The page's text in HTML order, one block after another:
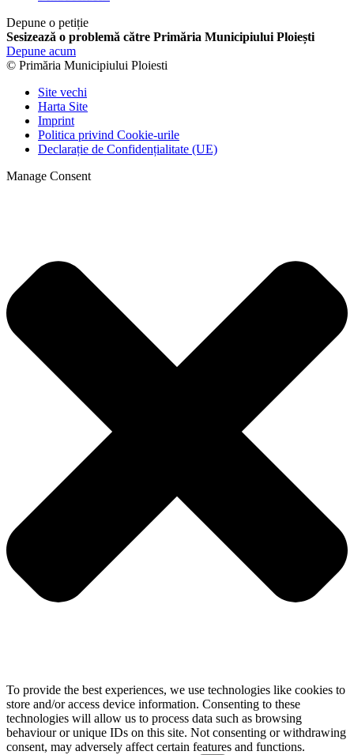
Depune o petiție
Sesizează o problemă către Primăria Municipiului Ploiești
Depune acum
© Primăria Municipiului Ploiesti
Site vechi
Harta Site
Imprint
Politica privind Cookie-urile
Declarație de Confidențialitate (UE)
Manage Consent
To provide the best experiences, we use technologies like cookies to
store and/or access device information. Consenting to these
technologies will allow us to process data such as browsing
behaviour or unique IDs on this site. Not consenting or withdrawing
consent, may adversely affect certain features and functions.